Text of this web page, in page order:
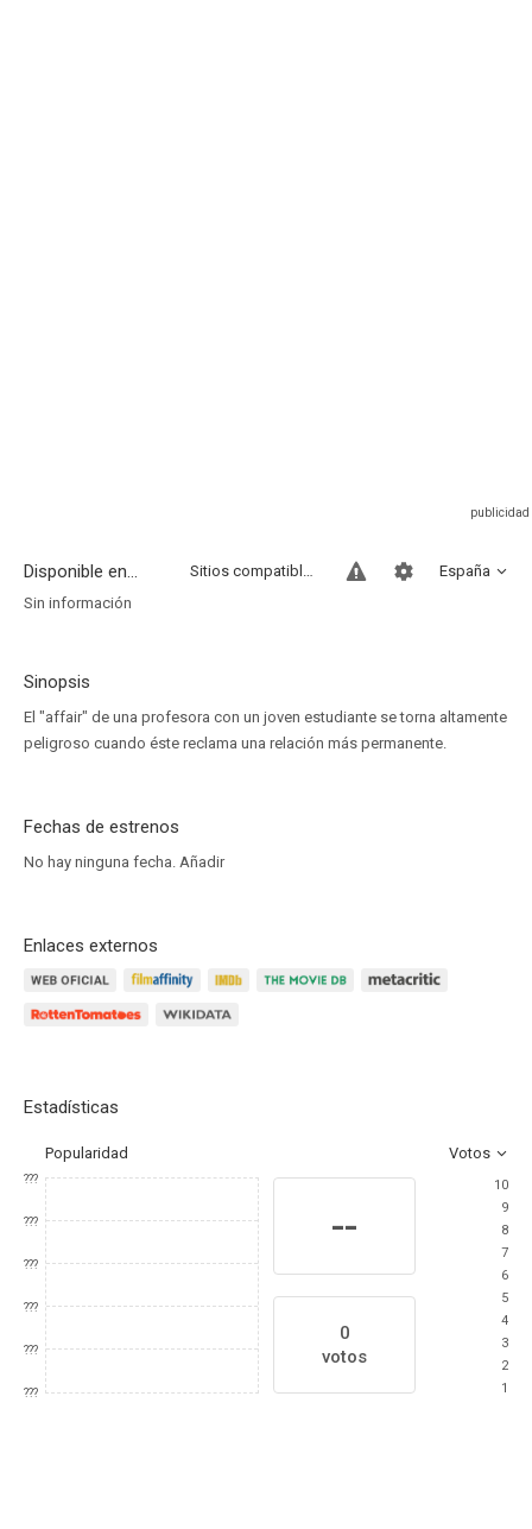
Disponible en... España
Sitios compatibles
Sin información
Sinopsis
El "affair" de una profesora con un joven estudiante se torna altamente
peligroso cuando éste reclama una relación más permanente.
Fechas de estrenos
No hay ninguna fecha. Añadir
Enlaces externos
Estadísticas
Popularidad Votos
???
???
???
???
???
???
--
0
votos
10
9
8
7
6
5
4
3
2
1